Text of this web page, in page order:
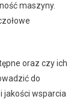
maszyny.
oraz czy ich
do
jakości wsparcia